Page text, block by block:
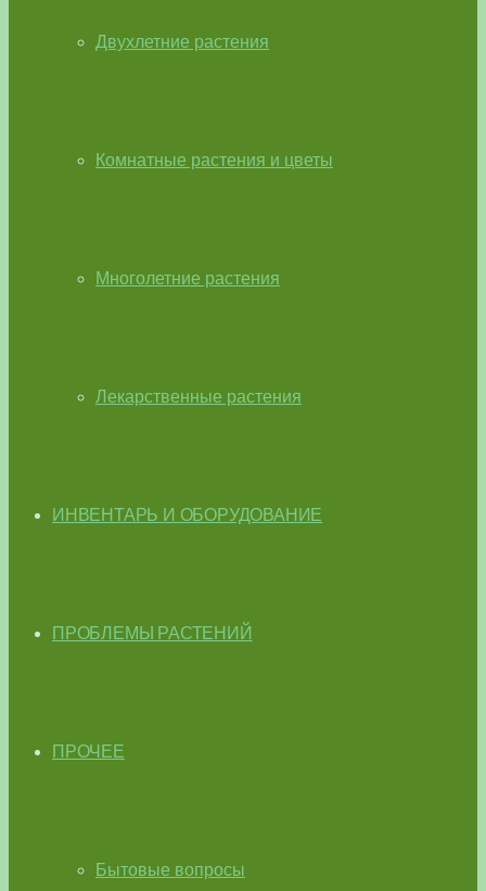
Двухлетние растения
Комнатные растения и цветы
Многолетние растения
Лекарственные растения
ИНВЕНТАРЬ И ОБОРУДОВАНИЕ
ПРОБЛЕМЫ РАСТЕНИЙ
ПРОЧЕЕ
Бытовые вопросы